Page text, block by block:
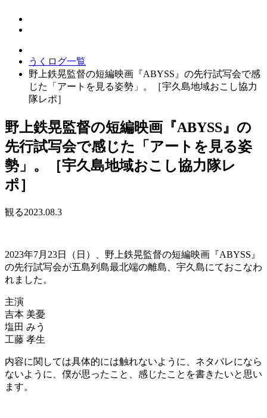
うくログ一覧
野上鉄晃監督の短編映画『ABYSS』の先行試写会で感
じた「アートを見る姿勢」。［宇久島地域おこし協力
隊レポ］
野上鉄晃監督の短編映画『ABYSS』の
先行試写会で感じた「アートを見る姿
勢」。［宇久島地域おこし協力隊レ
ポ］
観る2023.08.3
2023年7月23日（日）、野上鉄晃監督の短編映画『ABYSS』
の先行試写会が五島列島最北端の離島、宇久島にておこなわ
れました。
主演
吉本 美憂
塩田 みう
工藤 孝生
内容に関しては具体的には触れないように、ネタバレになら
ないように、僕が思ったこと、感じたことを書きたいと思い
ます。